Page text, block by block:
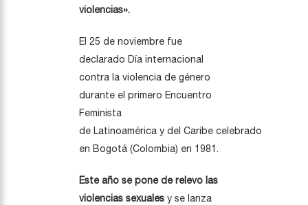
violencias».
El 25 de noviembre fue
declarado Día internacional
contra la violencia de género
durante el primero Encuentro
Feminista
de Latinoamérica y del Caribe celebrado
en Bogotá (Colombia) en 1981.
Este año se pone de relevo las
violencias sexuales y se lanza